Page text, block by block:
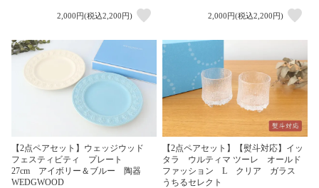
2,000円(税込2,200円) 2,000円(税込2,200円)
【2点ペアセット】ウェッジウッド
フェスティビティ プレート
27cm アイボリー＆ブルー 陶器
WEDGWOOD
【2点ペアセット】【熨斗対応】イッ
タラ ウルティマ ツーレ オールド
ファッション L クリア ガラス
うちるセレクト